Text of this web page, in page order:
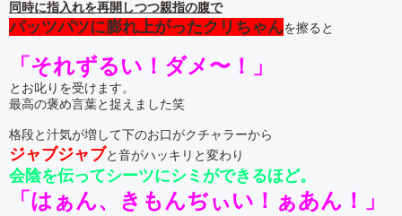
同時に指入れを再開しつつ親指の腹で
パッツパツに膨れ上がったクリちゃんを擦ると
「それずるい！ダメ〜！」
とお叱りを受けます。
最高の褒め言葉と捉えました笑
格段と汁気が増して下のお口がクチャラーから
ジャブジャブと音がハッキリと変わり
会陰を伝ってシーツにシミができるほど。
「はぁん、きもんぢぃい！ぁあん！」